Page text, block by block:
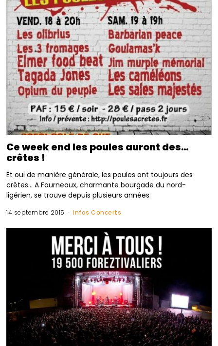
Ce week end les poules auront des…
crêtes !
Et oui de manière générale, les poules ont toujours des
crêtes… A Fourneaux, charmante bourgade du nord-
ligérien, se trouve depuis plusieurs années
14 septembre 2015 Infos Concerts